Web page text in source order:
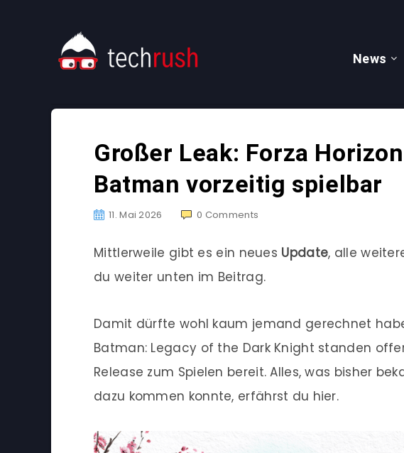
News
Großer Leak: Forza
Batman vorzeitig spielbar
11. Mai 2026 0 Comments
Mittlerweile gibt es ein neues Update, alle
du weiter unten im Beitrag.
Damit dürfte wohl kaum jemand gerechnet
Batman: Legacy of the Dark Knight standen
Release zum Spielen bereit. Alles, was bisher
dazu kommen konnte, erfährst du hier.